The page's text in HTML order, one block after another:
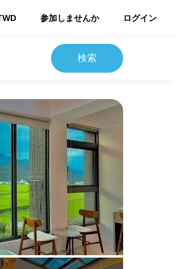
参加しませんか ログイン
検索